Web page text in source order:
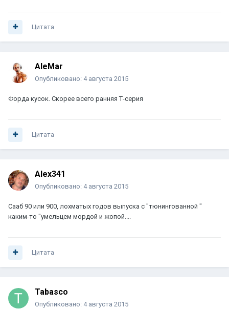
Цитата
AleMar
Опубликовано: 4 августа 2015
Форда кусок. Скорее всего ранняя Т-серия
Цитата
Alex341
Опубликовано: 4 августа 2015
Сааб 90 или 900, лохматых годов выпуска с "тюнингованной "
каким-то "умельцем мордой и жопой....
Цитата
Tabasco
Опубликовано: 4 августа 2015